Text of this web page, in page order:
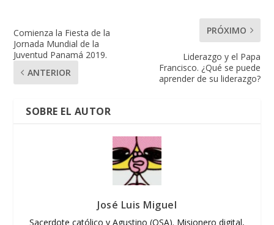
Comienza la Fiesta de la
Jornada Mundial de la
Juventud Panamá 2019.
ANTERIOR
PRÓXIMO
Liderazgo y el Papa
Francisco. ¿Qué se puede
aprender de su liderazgo?
SOBRE EL AUTOR
José Luis Miguel
Sacerdote católico y Agustino (OSA). Misionero digital,